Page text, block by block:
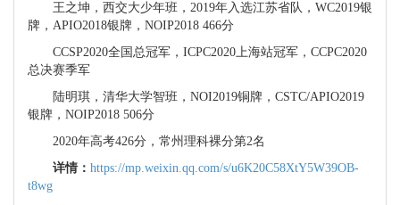
王之坤，西交大少年班，2019年入选江苏省队，WC2019银
牌，APIO2018银牌，NOIP2018 466分
CCSP2020全国总冠军，ICPC2020上海站冠军，CCPC2020
总决赛季军
陆明琪，清华大学智班，NOI2019铜牌，CSTC/APIO2019
银牌，NOIP2018 506分
2020年高考426分，常州理科裸分第2名
详情： https://mp.weixin.qq.com/s/u6K20C58XtY5W39OB-
t8wg